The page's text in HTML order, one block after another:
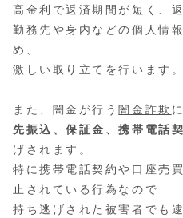
高金利で返済期間が短く、
勤務先や身内などの個人情
め、
激しい取り立てを行います。
また、闇金が行う 闇金詐欺
先振込、保証金、携帯電話
げされます。
特に携帯電話契約や口座売
止されている行為なので
持ち逃げされた被害者でも